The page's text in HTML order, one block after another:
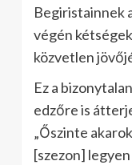
Begiristainnek
végén
közvetlen
Ez a
edzőre is
„Őszinte
[szezon]